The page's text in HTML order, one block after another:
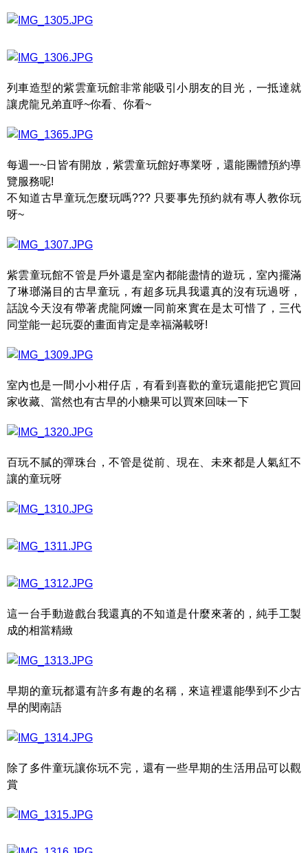
列車造型的紫雲童玩館非常能吸引小朋友的目光，一抵達就
讓虎龍兄弟直呼~你看、你看~
每週一~日皆有開放，紫雲童玩館好專業呀，還能團體預約導
覽服務呢!
不知道古早童玩怎麼玩嗎??? 只要事先預約就有專人教你玩
呀~
紫雲童玩館不管是戶外還是室內都能盡情的遊玩，室內擺滿
了琳瑯滿目的古早童玩，有超多玩具我還真的沒有玩過呀，
話說今天沒有帶著虎龍阿嬤一同前來實在是太可惜了，三代
同堂能一起玩耍的畫面肯定是幸福滿載呀!
室內也是一間小小柑仔店，有看到喜歡的童玩還能把它買回
家收藏、當然也有古早的小糖果可以買來回味一下
百玩不膩的彈珠台，不管是從前、現在、未來都是人氣紅不
讓的童玩呀
這一台手動遊戲台我還真的不知道是什麼來著的，純手工製
成的相當精緻
早期的童玩都還有許多有趣的名稱，來這裡還能學到不少古
早的閔南語
除了多件童玩讓你玩不完，還有一些早期的生活用品可以觀
賞